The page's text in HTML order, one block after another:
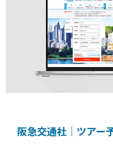
阪急交通社｜ツアー